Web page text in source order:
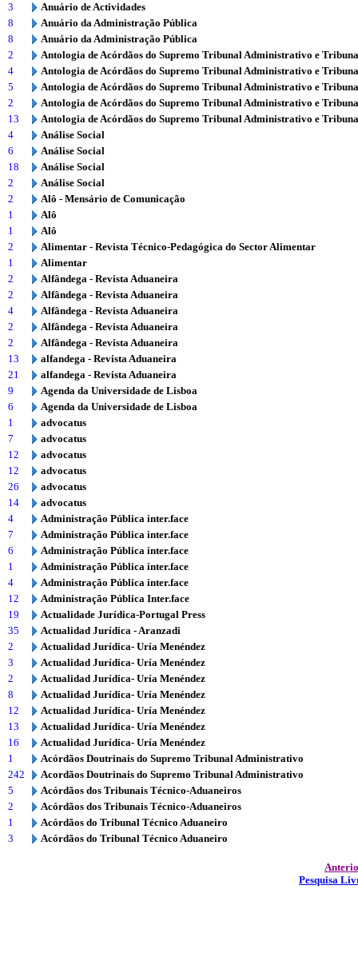
3
Anuário de Actividades
8
Anuário da Administração Pública
8
Anuário da Administração Pública
2
Antologia de Acórdãos do Supremo Tribunal Administrativo e
4
Antologia de Acórdãos do Supremo Tribunal Administrativo e
5
Antologia de Acórdãos do Supremo Tribunal Administrativo e
2
Antologia de Acórdãos do Supremo Tribunal Administrativo e
13
Antologia de Acórdãos do Supremo Tribunal Administrativo e
4
Análise Social
6
Análise Social
18
Análise Social
2
Análise Social
2
Alô - Mensário de Comunicação
1
Alô
1
Alô
2
Alimentar - Revista Técnico-Pedagógica do Sector Alimentar
1
Alimentar
2
Alfândega - Revista Aduaneira
2
Alfândega - Revista Aduaneira
4
Alfândega - Revista Aduaneira
2
Alfândega - Revista Aduaneira
2
Alfândega - Revista Aduaneira
13
alfandega - Revista Aduaneira
21
alfandega - Revista Aduaneira
9
Agenda da Universidade de Lisboa
6
Agenda da Universidade de Lisboa
1
advocatus
7
advocatus
12
advocatus
12
advocatus
26
advocatus
14
advocatus
4
Administração Pública inter.face
7
Administração Pública inter.face
6
Administração Pública inter.face
1
Administração Pública inter.face
4
Administração Pública inter.face
12
Administração Pública Inter.face
19
Actualidade Jurídica-Portugal Press
35
Actualidad Jurídica - Aranzadi
2
Actualidad Jurídica- Uría Menéndez
3
Actualidad Jurídica- Uría Menéndez
2
Actualidad Jurídica- Uría Menéndez
8
Actualidad Jurídica- Uría Menéndez
12
Actualidad Jurídica- Uría Menéndez
13
Actualidad Jurídica- Uría Menéndez
16
Actualidad Jurídica- Uría Menéndez
1
Acórdãos Doutrinais do Supremo Tribunal Administrativo
242
Acordãos Doutrinais do Supremo Tribunal Administrativo
5
Acórdãos dos Tribunais Técnico-Aduaneiros
2
Acórdãos dos Tribunais Técnico-Aduaneiros
1
Acórdãos do Tribunal Técnico Aduaneiro
3
Acórdãos do Tribunal Técnico Aduaneiro
Pesquisa